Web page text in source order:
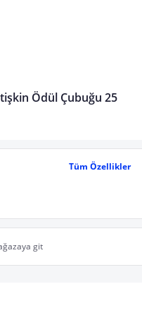
Ödül Çubuğu 25
Tüm Özellikler
git